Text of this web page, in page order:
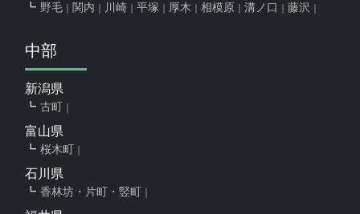
野毛 関内 川崎 平塚 厚木 相模原 溝ノ口 藤沢
中部
新潟県
古町
富山県
桜木町
石川県
香林坊・片町・竪町